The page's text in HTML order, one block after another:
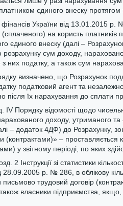
єдиного внеску протягом
фінансів України від 13.01.2015
на користь платників
єдиного внеску (далі –
сум доходу,
з них податку, а також сум
визначено, що Розрахунок
податковий агент та
після їх нарахування до сплати
ІV Порядку відомості щодо
доходу, утриманого
– додаток 4ДФ) до Розрахунку,
– проставляється
у звітному періоді, по яких
2 Інструкції зі статистики
28.09.2005 р. № 286, в облікову
письмово трудовий договір
власники підприємства,